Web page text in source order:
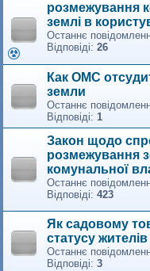
розмежування
землі в
Останнє
Відповіді: 26
Как ОМС
земли
Останнє
Відповіді: 1
Закон щодо
розмежування
комунальної
Останнє
Відповіді: 423
Як садовому
статусу
Останнє
Відповіді: 3